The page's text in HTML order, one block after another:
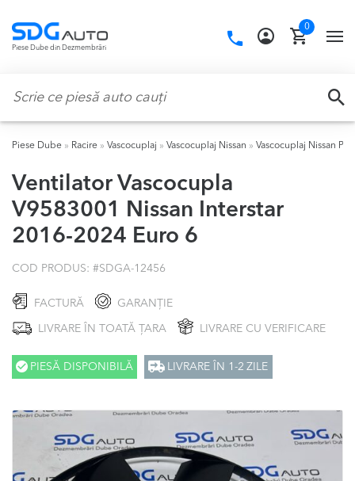
navigation
content
Piese Dube din Dezmembrări
Call
0
Piese Dube » Racire » Vascocuplaj » Vascocuplaj Nissan » Vascocuplaj Nissan
Ventilator Vascocupla
V9583001 Nissan Interstar
2016-2024 Euro 6
COD PRODUS: #SDGA-12456
FACTURĂ GARANȚIE
LIVRARE ÎN TOATĂ ȚARA LIVRARE CU VERIFICARE
PIESĂ DISPONIBILĂ LIVRARE ÎN 1-2 ZILE